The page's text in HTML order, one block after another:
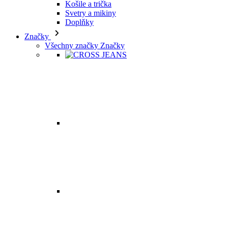
Košile a trička
Svetry a mikiny
Doplňky
Značky
Všechny značky Značky